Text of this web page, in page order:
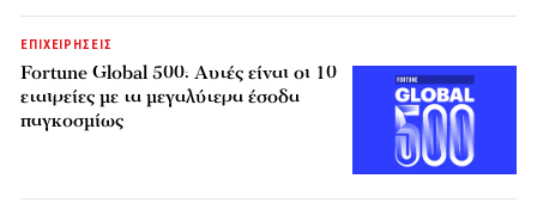
ΕΠΙΧΕΙΡΗΣΕΙΣ
Fortune Global 500: Αυτές είναι οι 10
εταιρείες με τα μεγαλύτερα έσοδα
παγκοσμίως